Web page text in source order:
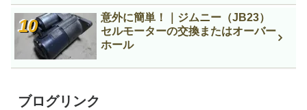
意外に簡単！｜ジムニー（JB23）
セルモーターの交換またはオーバー
ホール
ブログリンク